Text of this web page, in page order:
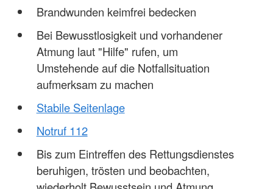
Brandwunden keimfrei bedecken
Bei Bewusstlosigkeit und vorhandener
Atmung laut "Hilfe" rufen, um
Umstehende auf die Notfallsituation
aufmerksam zu machen
Stabile Seitenlage
Notruf 112
Bis zum Eintreffen des Rettungsdienstes
beruhigen, trösten und beobachten,